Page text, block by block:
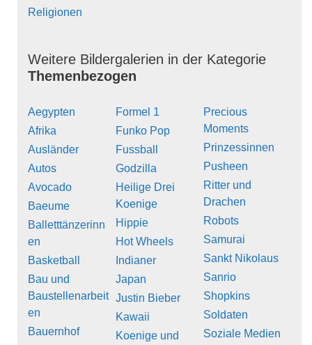
Religionen
Weitere Bildergalerien in der Kategorie
Themenbezogen
Aegypten
Afrika
Ausländer
Autos
Avocado
Baeume
Balletttänzerinn
en
Basketball
Bau und
Baustellenarbeit
en
Bauernhof
Formel 1
Funko Pop
Fussball
Godzilla
Heilige Drei
Koenige
Hippie
Hot Wheels
Indianer
Japan
Justin Bieber
Kawaii
Koenige und
Precious
Moments
Prinzessinnen
Pusheen
Ritter und
Drachen
Robots
Samurai
Sankt Nikolaus
Sanrio
Shopkins
Soldaten
Soziale Medien